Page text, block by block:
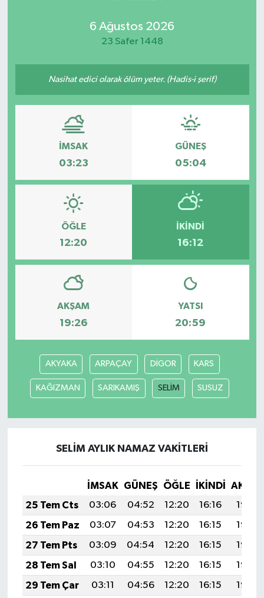
6 Ağustos 2026
23 Safer 1448
Nasihat edici olarak ölüm yeter. (Hadis-i şerif)
İMSAK
03:23
GÜNEŞ
05:04
ÖĞLE
12:20
İKINDI
16:12
AKŞAM
19:26
YATSI
20:59
AKYAKA ARPAÇAY DİGOR KARS
KAĞIZMAN SARIKAMIŞ SELİM SUSUZ
SELİM AYLIK NAMAZ VAKITLERI
İMSAK GÜNEŞ ÖĞLE İKINDI
25 Tem Cts
03:06 04:52 12:20 16:16
19:38
26 Tem Paz
03:07 04:53 12:20 16:15
19:38
27 Tem Pts
03:09 04:54 12:20 16:15
19:37
28 Tem Sal
03:10 04:55 12:20 16:15
19:36
29 Tem Çar
03:11 04:56 12:20 16:15
19:35
Yaşam